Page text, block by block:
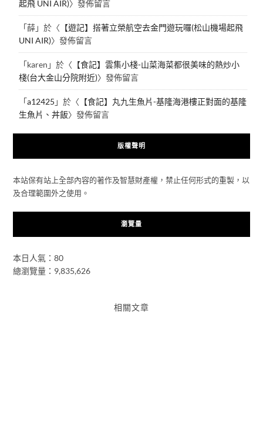
起飛 UNI AIR)〉發佈留言
「薛」於〈 【遊記】搭著立榮航空去金門遊玩囉(松山機場起飛
UNI AIR)〉發佈留言
「karen 」於〈 【食記】雲集小棧-山菜海菜都很美味的熱炒小
棧(台大金山分院附近)〉發佈留言
「a12425 」於〈 【食記】丸九生魚片-基隆海港樓正對面的基隆
生魚片、丼飯〉發佈留言
版權聲明
本站保有站上全部內容的著作及智慧財產權，禁止任何形式的重製，以
及合理範圍外之使用。
瀏覽量
本日人氣：80
總瀏覽量：9,835,626
相關文章